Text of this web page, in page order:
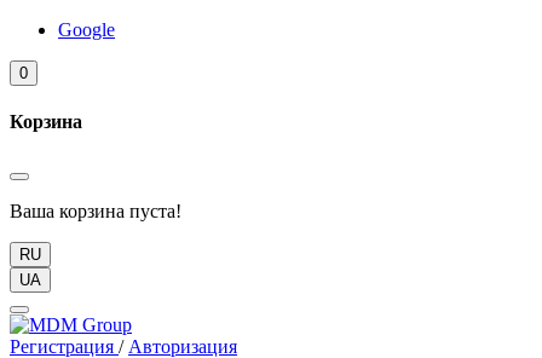
Google
0
Корзина
Ваша корзина пуста!
RU
UA
Регистрация / Авторизация